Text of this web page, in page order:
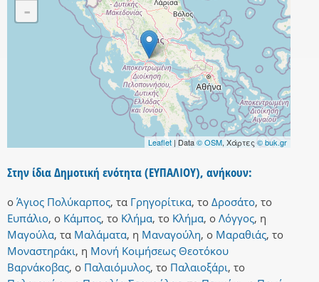
-
Leaflet | Data© OSM, Χάρτες © buk.gr
Στην ίδια Δημοτική ενότητα (ΕΥΠΑΛΙΟΥ), ανήκουν:
ο Άγιος Πολύκαρπος, τα Γρηγορίτικα, το Δροσάτο, το
Ευπάλιο, ο Κάμπος, το Κλήμα, το Κλήμα, ο Λόγγος, η
Μαγούλα, τα Μαλάματα, η Μαναγούλη, ο Μαραθιάς, το
Μοναστηράκι, η Μονή Κοιμήσεως Θεοτόκου
Βαρνάκοβας, ο Παλαιόμυλος, το Παλαιοξάρι, το